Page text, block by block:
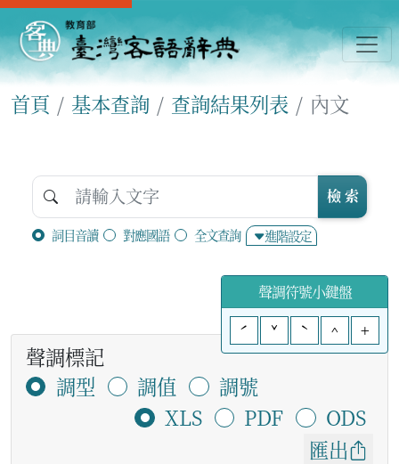
首頁 基本查詢 查詢結果列表 內文
詞目音讀 對應國語 全文查詢 進階設定
檢 索
聲調符號小鍵盤
ˊ
ˇ ˋ ^ +
聲調標記
調型
調值
調號
XLS
PDF
ODS
匯出